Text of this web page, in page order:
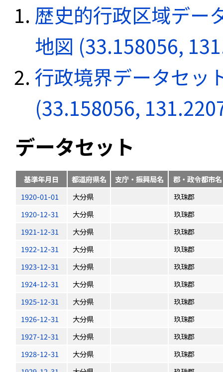
歴史的行政区域デー
地図 (33.158056,
行政境界データセッ
(33.158056,
データセット
基準年月日 都道府県名 支庁・振興局名
郡・政令都市名
1920-01-01
大分県
玖珠郡
1920-12-31
大分県
玖珠郡
1921-12-31
大分県
玖珠郡
1922-12-31
大分県
玖珠郡
1923-12-31
大分県
玖珠郡
1924-12-31
大分県
玖珠郡
1925-12-31
大分県
玖珠郡
1926-12-31
大分県
玖珠郡
1927-12-31
大分県
玖珠郡
1928-12-31
大分県
玖珠郡